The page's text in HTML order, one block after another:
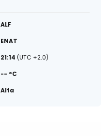
ALF
ENAT
21:14 (UTC +2.0)
-- °C
Alta